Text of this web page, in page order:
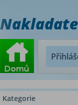
Kategorie